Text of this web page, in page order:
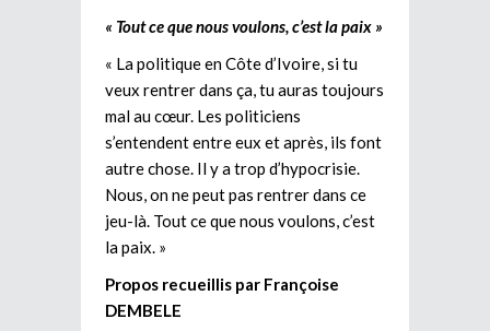
« Tout ce que nous voulons, c’est la paix »
« La politique en Côte d’Ivoire, si tu
veux rentrer dans ça, tu auras toujours
mal au cœur. Les politiciens
s’entendent entre eux et après, ils font
autre chose. Il y a trop d’hypocrisie.
Nous, on ne peut pas rentrer dans ce
jeu-là. Tout ce que nous voulons, c’est
la paix. »
Propos recueillis par Françoise
DEMBELE